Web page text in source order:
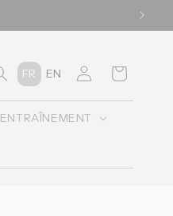
ENTRAÎNEMENT
FR ENConnexionPanier